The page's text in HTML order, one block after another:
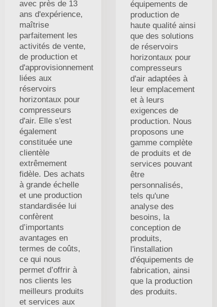
avec près de 13
ans d'expérience,
maîtrise
parfaitement les
activités de vente,
de production et
d'approvisionnement
liées aux
réservoirs
horizontaux pour
compresseurs
d'air. Elle s'est
également
constituée une
clientèle
extrêmement
fidèle. Des achats
à grande échelle
et une production
standardisée lui
confèrent
d’importants
avantages en
termes de coûts,
ce qui nous
permet d’offrir à
nos clients les
meilleurs produits
et services aux
équipements de
production de
haute qualité ainsi
que des solutions
de réservoirs
horizontaux pour
compresseurs
d'air adaptées à
leur emplacement
et à leurs
exigences de
production. Nous
proposons une
gamme complète
de produits et de
services pouvant
être
personnalisés,
tels qu'une
analyse des
besoins, la
conception de
produits,
l'installation
d'équipements de
fabrication, ainsi
que la production
des produits.